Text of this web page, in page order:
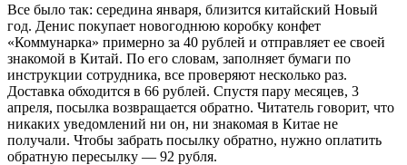
Все было так: середина января, близится китайский Новый
год. Денис покупает новогоднюю коробку конфет
«Коммунарка» примерно за 40 рублей и отправляет ее своей
знакомой в Китай. По его словам, заполняет бумаги по
инструкции сотрудника, все проверяют несколько раз.
Доставка обходится в 66 рублей. Спустя пару месяцев, 3
апреля, посылка возвращается обратно. Читатель говорит, что
никаких уведомлений ни он, ни знакомая в Китае не
получали. Чтобы забрать посылку обратно, нужно оплатить
обратную пересылку — 92 рубля.